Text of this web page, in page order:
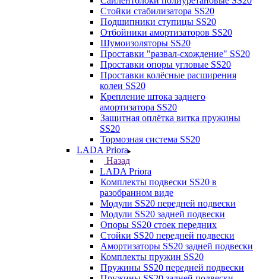
Стойки стабилизатора SS20
Подшипники ступицы SS20
Отбойники амортизаторов SS20
Шумоизоляторы SS20
Проставки "развал-схождение" SS20
Проставки опоры угловые SS20
Проставки колёсные расширения
колеи SS20
Крепление штока заднего
амортизатора SS20
Защитная оплётка витка пружины
SS20
Тормозная система SS20
LADA Priora
Назад
LADA Priora
Комплекты подвески SS20 в
разобранном виде
Модули SS20 передней подвески
Модули SS20 задней подвески
Опоры SS20 стоек передних
Стойки SS20 передней подвески
Амортизаторы SS20 задней подвески
Комплекты пружин SS20
Пружины SS20 передней подвески